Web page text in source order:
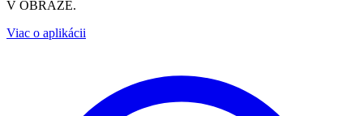
V OBRAZE.
Viac o aplikácii